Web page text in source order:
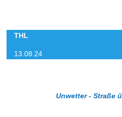
THL
13.08.24
Unwetter - Straße